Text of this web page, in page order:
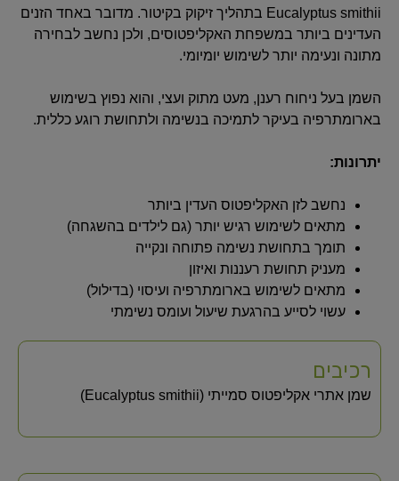
Eucalyptus smithii בתהליך זיקוק בקיטור. מדובר באחד הזנים
העדינים ביותר במשפחת האקליפטוסים, ולכן נחשב לבחירה
מתונה ונעימה יותר לשימוש יומיומי.
השמן בעל ניחוח רענן, מעט מתוק ועצי, והוא נפוץ בשימוש
בארומתרפיה בעיקר לתמיכה בנשימה ולתחושת רוגע כללית.
יתרונות:
נחשב לזן האקליפטוס העדין ביותר
מתאים לשימוש רגיש יותר (גם לילדים בהשגחה)
תומך בתחושת נשימה פתוחה ונקייה
מעניק תחושת רעננות ואיזון
מתאים לשימוש בארומתרפיה ועיסוי (בדילול)
עשוי לסייע בהרגעת שיעול ועומס נשימתי
רכיבים
שמן אתרי אקליפטוס סמייתי (Eucalyptus smithii)